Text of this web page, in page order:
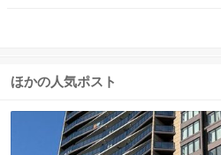
ほかの人気ポスト